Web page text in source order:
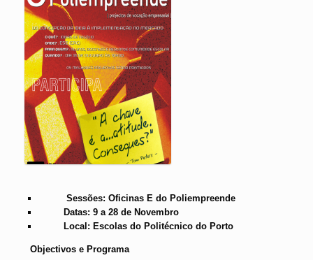
Sessões: Oficinas E do Poliempreende
Datas: 9 a 28 de Novembro
Local: Escolas do Politécnico do Porto
Objectivos e Programa